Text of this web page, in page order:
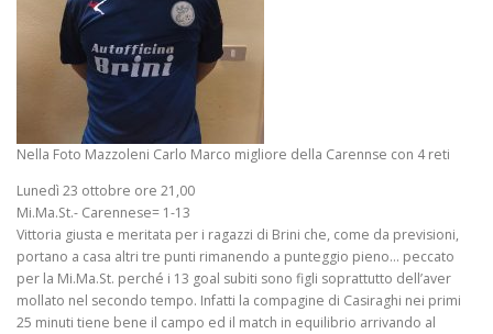
Nella Foto Mazzoleni Carlo Marco migliore della Carennse con 4 reti
Lunedì 23 ottobre ore 21,00
Mi.Ma.St.- Carennese= 1-13
Vittoria giusta e meritata per i ragazzi di Brini che, come da previsioni,
portano a casa altri tre punti rimanendo a punteggio pieno… peccato
per la Mi.Ma.St. perché i 13 goal subiti sono figli soprattutto dell’aver
mollato nel secondo tempo. Infatti la compagine di Casiraghi nei primi
25 minuti tiene bene il campo ed il match in equilibrio arrivando al